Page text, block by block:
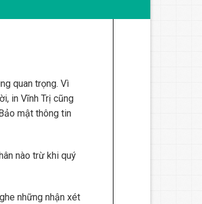
quan trọng. Vì
in Vĩnh Trị cũng
mật thông tin
nào trừ khi quý
những nhận xét